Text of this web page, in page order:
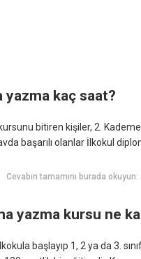
yazma kaç saat?
bitiren kişiler, 2.
başarılı olanlar İlkokul
Cevabın tamamını burada
yazma kursu ne
başlayıp 1, 2 ya da 3.